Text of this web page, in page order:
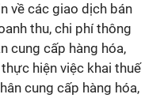
về các giao dịch bán
thu, chi phí thông
cung cấp hàng hóa,
hiện việc khai thuế
cung cấp hàng hóa,